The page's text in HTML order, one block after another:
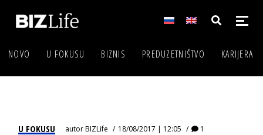
NOVO U FOKUSU BIZNIS PREDUZETNIŠTVO KARIJERA
U FOKUSU autorBIZLife 18/08/2017 | 12:05 1